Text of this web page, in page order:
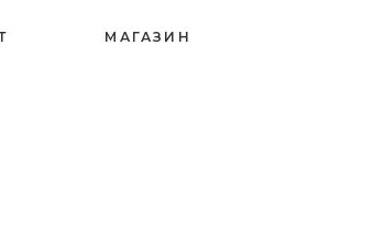
МАГАЗИН